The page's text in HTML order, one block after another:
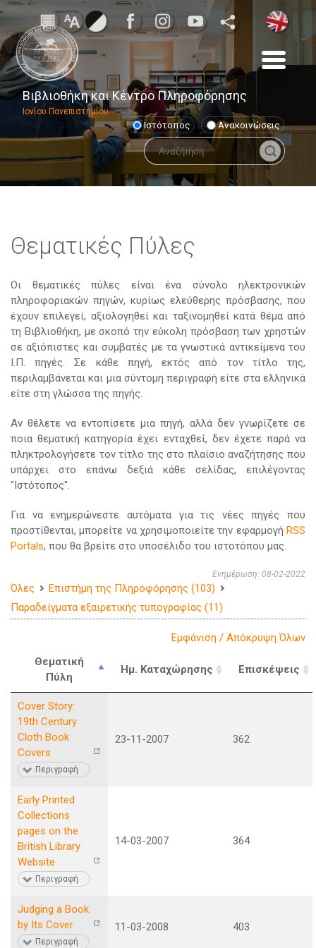
Βιβλιοθήκη και Κέντρο Πληροφόρησης
Ιονίου Πανεπιστημίου
Ιστότοπος Ανακοινώσεις
Θεματικές Πύλες
Οι θεματικές πύλες είναι ένα σύνολο ηλεκτρονικών
πληροφοριακών πηγών, κυρίως ελεύθερης πρόσβασης, που
έχουν επιλεγεί, αξιολογηθεί και ταξινομηθεί κατά θέμα από
τη Βιβλιοθήκη, με σκοπό την εύκολη πρόσβαση των χρηστών
σε αξιόπιστες και συμβατές με τα γνωστικά αντικείμενα του
Ι.Π. πηγές. Σε κάθε πηγή, εκτός από τον τίτλο της,
περιλαμβάνεται και μια σύντομη περιγραφή είτε στα ελληνικά
είτε στη γλώσσα της πηγής.
Αν θέλετε να εντοπίσετε μια πηγή, αλλά δεν γνωρίζετε σε
ποια θεματική κατηγορία έχει ενταχθεί, δεν έχετε παρά να
πληκτρολογήσετε τον τίτλο της στο πλαίσιο αναζήτησης που
υπάρχει στο επάνω δεξιά κάθε σελίδας, επιλέγοντας
"Ιστότοπος".
Για να ενημερώνεστε αυτόματα για τις νέες πηγές που
προστίθενται, μπορείτε να χρησιμοποιείτε την εφαρμογή RSS
Portals, που θα βρείτε στο υποσέλιδο του ιστοτόπου μας.
Ενημέρωση: 08-02-2022
Όλες
Επιστήμη της Πληροφόρησης (103)
Παραδείγματα εξαιρετικής τυπογραφίας (11)
Εμφάνιση / Απόκρυψη Όλων
Θεματική
Πύλη
Ημ. Καταχώρησης Επισκέψεις
Cover Story:
19th Century
Cloth Book
Covers
Περιγραφή
23-11-2007 362
Early Printed
Collections
pages on the
British Library
Website
Περιγραφή
14-03-2007 364
Judging a Book
by Its Cover
Περιγραφή
11-03-2008 403